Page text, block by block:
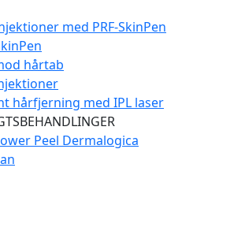
med PRF-SkinPen
hårtab
hårfjerning med IPL laser
Peel Dermalogica